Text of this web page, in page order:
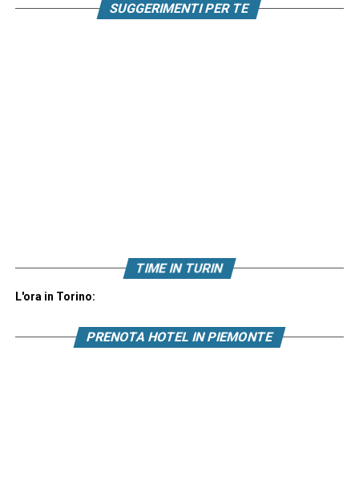
SUGGERIMENTI PER TE
TIME IN TURIN
L'ora in Torino:
PRENOTA HOTEL IN PIEMONTE